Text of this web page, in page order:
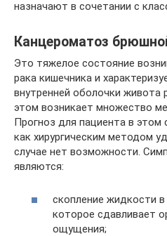
назначают в сочетании с
Канцероматоз
Это тяжелое состояние
рака кишечника и
внутренней оболочки живота
этом возникает множество
Прогноз для пациента в этом
как хирургическим методом
случае нет возможности.
являются:
скопление жидкости
которое сдавливает
ощущения;